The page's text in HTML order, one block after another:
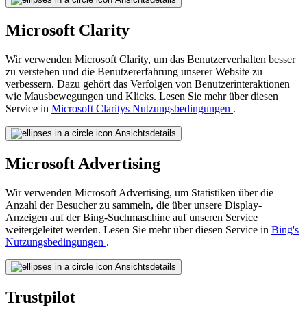
Microsoft Clarity
Wir verwenden Microsoft Clarity, um das Benutzerverhalten besser
zu verstehen und die Benutzererfahrung unserer Website zu
verbessern. Dazu gehört das Verfolgen von Benutzerinteraktionen
wie Mausbewegungen und Klicks. Lesen Sie mehr über diesen
Service in Microsoft Claritys Nutzungsbedingungen .
Ansichtsdetails
Microsoft Advertising
Wir verwenden Microsoft Advertising, um Statistiken über die
Anzahl der Besucher zu sammeln, die über unsere Display-
Anzeigen auf der Bing-Suchmaschine auf unseren Service
weitergeleitet werden. Lesen Sie mehr über diesen Service in Bing's
Nutzungsbedingungen .
Ansichtsdetails
Trustpilot